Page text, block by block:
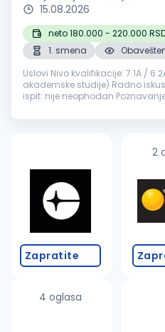
15.08.2026
neto 180.000 - 220.000
1. smena
Uslovi Nivo kvalifikacije: 7.1A / 6.2A (master ili osnovne
akademske studije) Radno
ispit: nije neophodan
istražnih i ek...
Zapratite
4 oglasa
2